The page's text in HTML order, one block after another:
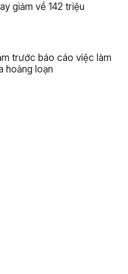
giảm về 142 triệu
trước báo cáo việc làm
hoảng loạn